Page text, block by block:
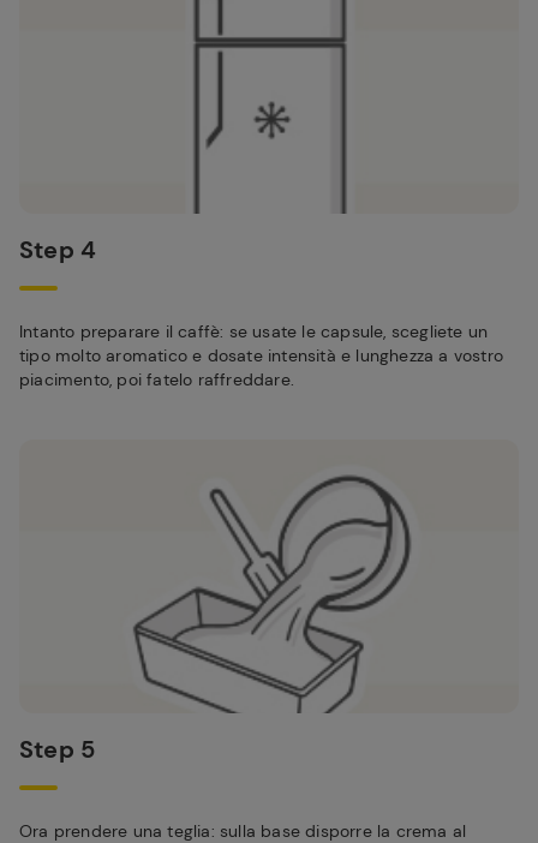
Step 4
Intanto preparare il caffè: se usate le capsule, scegliete un
tipo molto aromatico e dosate intensità e lunghezza a vostro
piacimento, poi fatelo raffreddare.
Step 5
Ora prendere una teglia: sulla base disporre la crema al